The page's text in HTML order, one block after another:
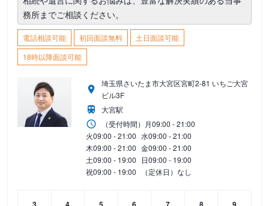
務所までご相談ください。
電話相談可能 初回面談無料
土日面談可能
18時以降面談可能
埼玉県さいたま市大宮区宮町2-81 いちご大宮
ビル3F
大宮駅
（受付時間） 月09:00 - 21:00
火09:00 - 21:00 水09:00 - 21:00
木09:00 - 21:00 金09:00 - 21:00
土09:00 - 19:00 日09:00 - 19:00
祝09:00 - 19:00 （定休日）なし